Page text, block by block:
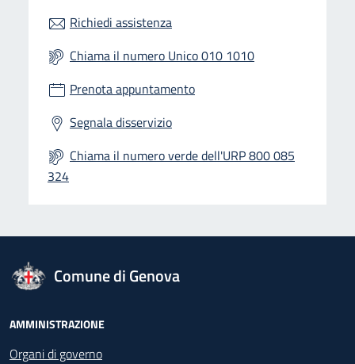
Richiedi assistenza
Chiama il numero Unico 010 1010
Prenota appuntamento
Segnala disservizio
Chiama il numero verde dell'URP 800 085
324
logo Unione Europea
Comune di Genova
Footer - Navigazione
AMMINISTRAZIONE
Organi di governo